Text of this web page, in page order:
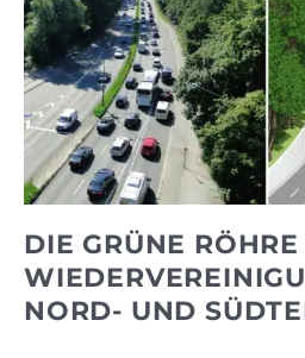
DIE GRÜNE RÖHRE
NORD- UND